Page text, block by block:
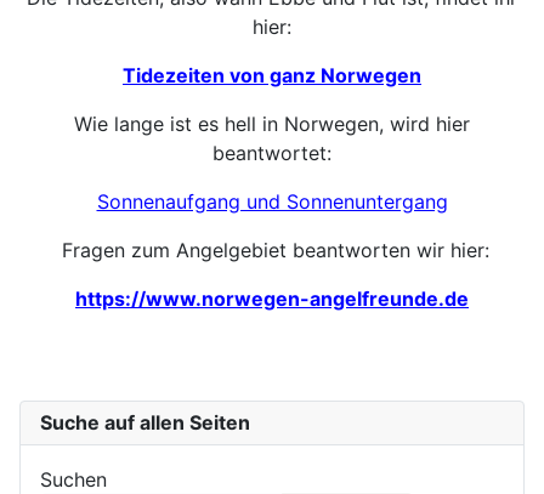
hier:
Tidezeiten von ganz Norwegen
Wie lange ist es hell in Norwegen, wird hier
beantwortet:
Sonnenaufgang und Sonnenuntergang
Fragen zum Angelgebiet beantworten wir hier:
https://www.norwegen-angelfreunde.de
Suche auf allen Seiten
Suchen